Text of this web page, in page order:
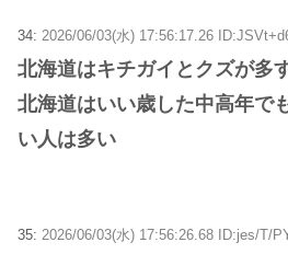
34: 2026/06/03(水) 17:56:17.26
北海道はキチガイとクズが多
北海道はいい歳した中高年で
い人は多い
35: 2026/06/03(水) 17:56:26.68 ID:jes/T/